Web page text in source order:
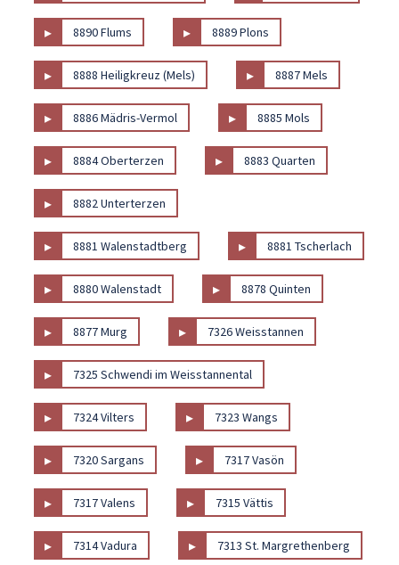
▸ 8890 Flums ▸ 8889 Plons
▸ 8888 Heiligkreuz (Mels) ▸ 8887 Mels
▸ 8886 Mädris-Vermol ▸ 8885 Mols
▸ 8884 Oberterzen ▸ 8883 Quarten
▸ 8882 Unterterzen
▸ 8881 Walenstadtberg ▸ 8881 Tscherlach
▸ 8880 Walenstadt ▸ 8878 Quinten
▸ 8877 Murg ▸ 7326 Weisstannen
▸ 7325 Schwendi im Weisstannental
▸ 7324 Vilters ▸ 7323 Wangs
▸ 7320 Sargans ▸ 7317 Vasön
▸ 7317 Valens ▸ 7315 Vättis
▸ 7314 Vadura ▸ 7313 St. Margrethenberg